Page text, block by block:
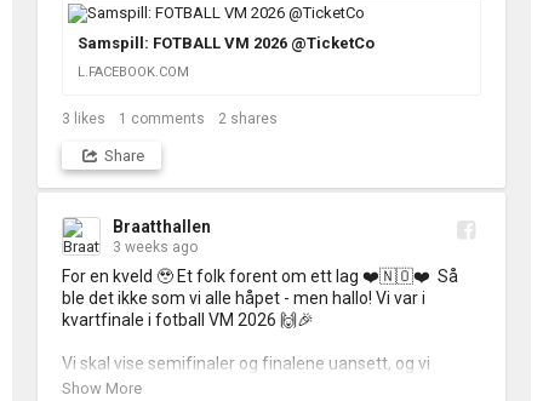
Tirsdag 14. juli
Dørene åpner 19:00. Brasseriet står klar med
middagen i grillteltet, og baren er åpen med alle
rettigheter, inkludert softis og popkorn!
pass har allerede billett til alle 😉
Hjertelig velkommen 🙌
Samspill: FOTBALL VM 2026 @TicketCo
L.FACEBOOK.COM
3 likes 1 comments 2 shares
Share
Braatthallen
3 weeks ago
For en kveld 🥹 Et folk forent om ett lag ❤️🇳🇴❤️  Så
ble det ikke som vi alle håpet - men hallo! Vi var i
kvartfinale i fotball VM 2026 🙌🎉
Vi skal vise semifinaler og finalene uansett, og vi
jobber med å lage fine fotballkvelder selv om Norge
Show More